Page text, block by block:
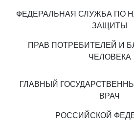
ФЕДЕРАЛЬНАЯ СЛУЖБА ПО
ЗАЩИТЫ
ПРАВ ПОТРЕБИТЕЛЕЙ И
ЧЕЛОВЕКА
ГЛАВНЫЙ
ВРАЧ
РОССИЙСКОЙ